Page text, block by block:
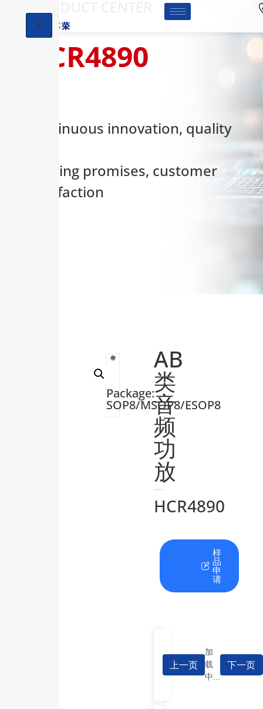
X
HCR4890
Continuous innovation, quality
keeping promises, customer
satisfaction
Package:
SOP8/MSOP8/ESOP8
AB
类
音
频
功
放
HCR4890
料
下
样
品
申
请
上一页
加
载
中...
下一页